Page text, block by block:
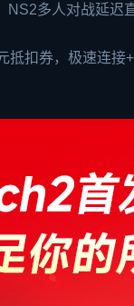
多人对战延迟
扣券，极速连